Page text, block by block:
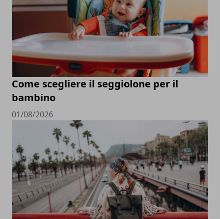
Come scegliere il seggiolone per il
bambino
01/08/2026